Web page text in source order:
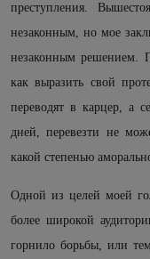
преступления.
незаконным, но мое
незаконным решением.
как выразить свой
переводят в карцер, а
дней, перевезти не
какой степенью
Одной из целей моей
более широкой
горнило борьбы, или